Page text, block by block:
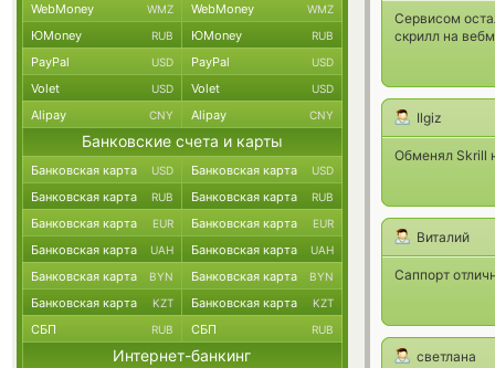
Сервисом
скрилл на
Ilgiz
Обменял Skrill
Виталий
Саппорт
светлана
WebMoney WMZ WebMoney WMZ
ЮMoney RUB ЮMoney RUB
PayPal USD PayPal USD
Volet USD Volet USD
Alipay CNY Alipay CNY
Банковские счета и карты
Банковская карта USD Банковская карта USD
Банковская карта RUB Банковская карта RUB
Банковская карта EUR Банковская карта EUR
Банковская карта UAH Банковская карта UAH
Банковская карта BYN Банковская карта BYN
Банковская карта KZT Банковская карта KZT
СБП RUB СБП RUB
Интернет-банкинг